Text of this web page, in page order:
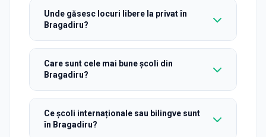
Unde găsesc locuri libere la privat în
Bragadiru?
Care sunt cele mai bune școli din
Bragadiru?
Ce școli internaționale sau bilingve sunt
în Bragadiru?